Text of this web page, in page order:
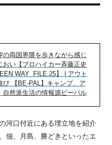
の両国界隈を歩きながら感じ
おい【プロハイカー斉藤正史
WAY FILE.25】 | アウト
び 【BE-PAL】キャンプ、ア
自然派生活の情報源ビーパル
河口付近にある埋立地を紹介
佃、月島、勝どきといったエ